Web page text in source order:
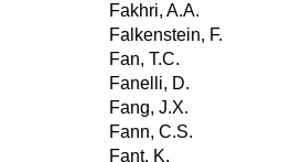
Fakhri, A.A.
Falkenstein, F.
Fan, T.C.
Fanelli, D.
Fang, J.X.
Fann, C.S.
Fant, K.